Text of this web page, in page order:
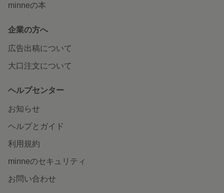
minneの本
企業の方へ
広告出稿について
大口注文について
ヘルプセンター
お知らせ
ヘルプとガイド
利用規約
minneのセキュリティ
お問い合わせ